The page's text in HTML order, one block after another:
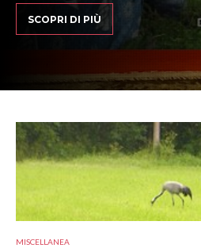
SCOPRI DI PIÙ
MISCELLANEA